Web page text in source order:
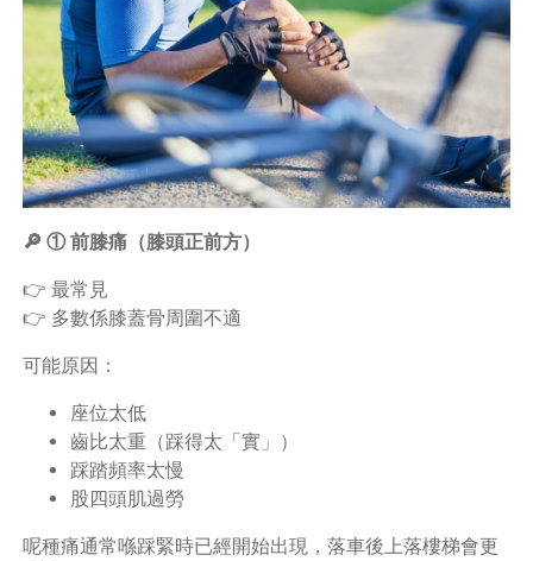
🔎 ① 前膝痛（膝頭正前方）
👉 最常見
👉 多數係膝蓋骨周圍不適
可能原因：
座位太低
齒比太重（踩得太「實」）
踩踏頻率太慢
股四頭肌過勞
呢種痛通常喺踩緊時已經開始出現，落車後上落樓梯會更